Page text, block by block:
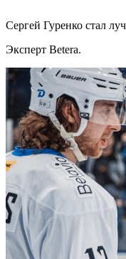
Сергей Гуренко стал
Эксперт Betera.